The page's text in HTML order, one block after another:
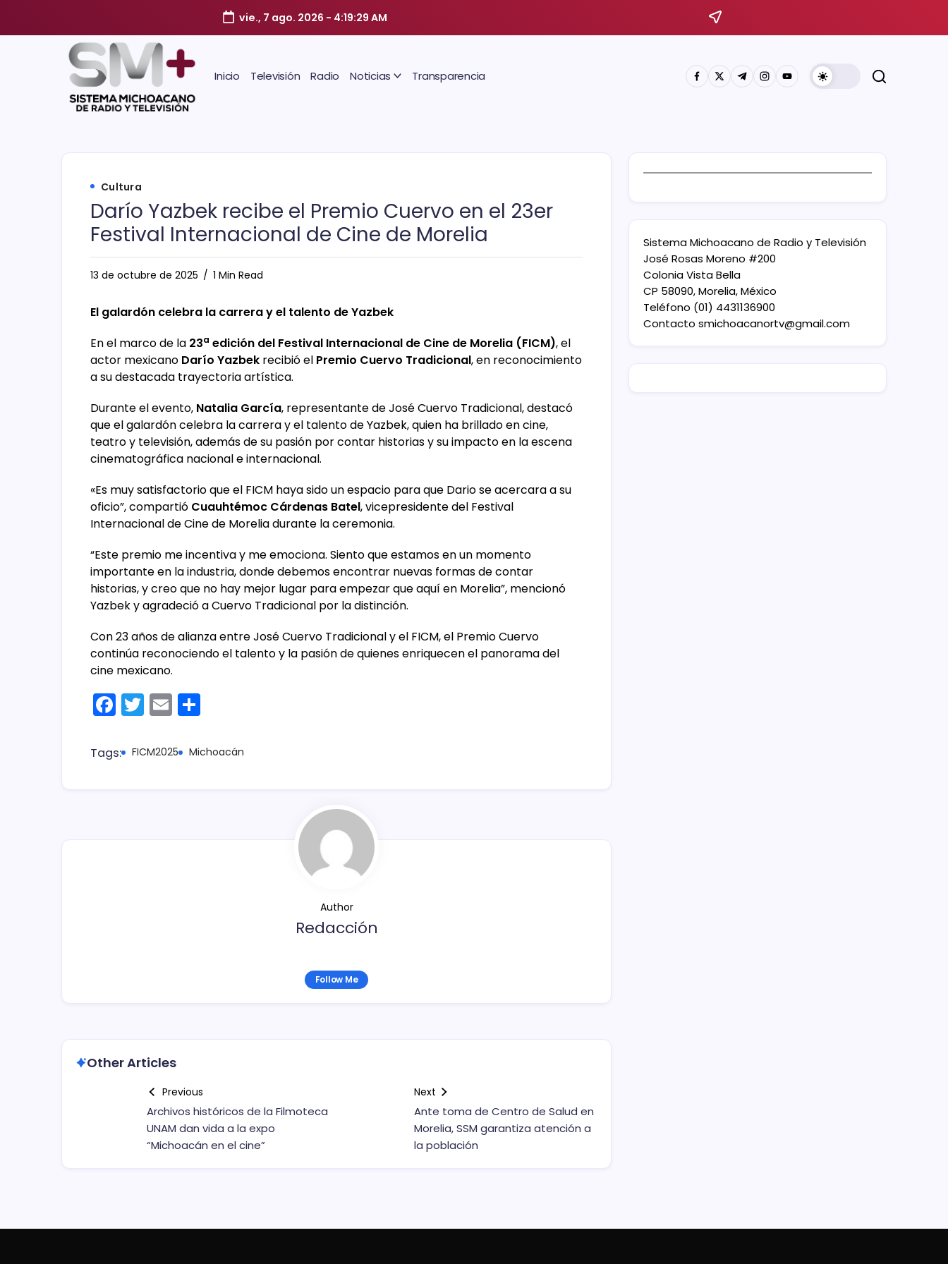
vie., 7 ago. 2026 - 4:19:29 AM
Inicio Televisión Radio Noticias Transparencia
Cultura
Darío Yazbek recibe el Premio Cuervo en el 23er
Festival Internacional de Cine de Morelia
13 de octubre de 2025 1 Min Read
El galardón celebra la carrera y el talento de Yazbek
En el marco de la 23a edición del Festival Internacional de Cine de Morelia (FICM), el
actor mexicano Darío Yazbek recibió el Premio Cuervo Tradicional, en reconocimiento
a su destacada trayectoria artística.
Durante el evento, Natalia García, representante de José Cuervo Tradicional, destacó
que el galardón celebra la carrera y el talento de Yazbek, quien ha brillado en cine,
teatro y televisión, además de su pasión por contar historias y su impacto en la escena
cinematográfica nacional e internacional.
«Es muy satisfactorio que el FICM haya sido un espacio para que Dario se acercara a su
oficio”, compartió Cuauhtémoc Cárdenas Batel, vicepresidente del Festival
Internacional de Cine de Morelia durante la ceremonia.
“Este premio me incentiva y me emociona. Siento que estamos en un momento
importante en la industria, donde debemos encontrar nuevas formas de contar
historias, y creo que no hay mejor lugar para empezar que aquí en Morelia”, mencionó
Yazbek y agradeció a Cuervo Tradicional por la distinción.
Con 23 años de alianza entre José Cuervo Tradicional y el FICM, el Premio Cuervo
continúa reconociendo el talento y la pasión de quienes enriquecen el panorama del
cine mexicano.
F
a
c
T
w
itt
E
m
ai m
Tags: FICM2025 Michoacán
Author
Redacción
Follow Me
Other Articles
Previous
Archivos históricos de la Filmoteca
UNAM dan vida a la expo
“Michoacán en el cine”
Next
Ante toma de Centro de Salud en
Morelia, SSM garantiza atención a
la población
Sistema Michoacano de Radio y Televisión
José Rosas Moreno #200
Colonia Vista Bella
CP 58090, Morelia, México
Teléfono (01) 4431136900
Contacto smichoacanortv@gmail.com